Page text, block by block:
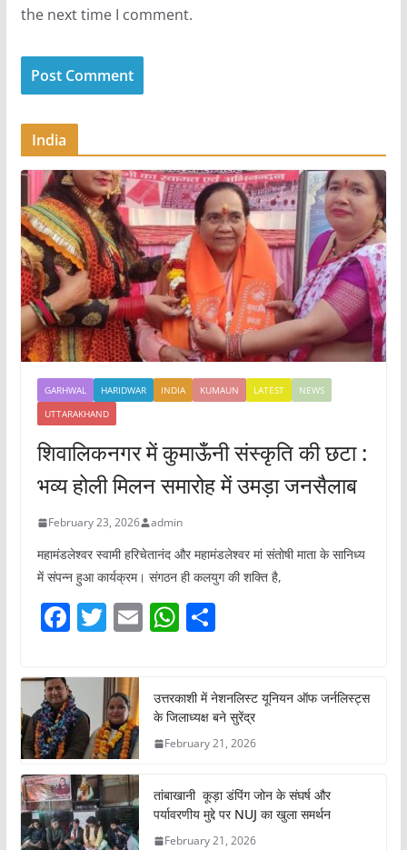
the next time I comment.
India
GARHWAL HARIDWAR INDIA KUMAUN LATEST
NEWS
UTTARAKHAND
शिवालिकनगर में कुमाऊँनी संस्कृति की छटा :
भव्य होली मिलन समारोह में उमड़ा जनसैलाब
February 23, 2026 admin
महामंडलेश्वर स्वामी हरिचेतानंद और महामंडलेश्वर मां संतोषी माता के सानिध्य
में संपन्न हुआ कार्यक्रम। संगठन ही कलयुग की शक्ति है,
F
c
e
b
o
o
k
T
itt
er
E W
s
A
p
S
e
उत्तरकाशी में नेशनलिस्ट यूनियन ऑफ जर्नलिस्ट्स
के जिलाध्यक्ष बने सुरेंद्र
February 21, 2026
तांबाखानी कूड़ा डंपिंग जोन के संघर्ष और
पर्यावरणीय मुद्दे पर NUJ का खुला समर्थन
February 21, 2026